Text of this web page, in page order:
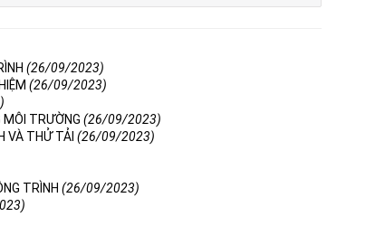
(26/09/2023)
(26/09/2023)
MÔI TRƯỜNG (26/09/2023)
VÀ THỬ TẢI (26/09/2023)
TRÌNH (26/09/2023)